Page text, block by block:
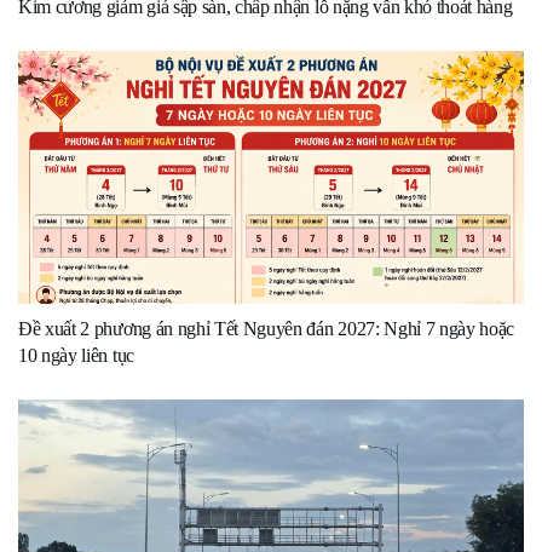
Kim cương giảm giá sập sàn, chấp nhận lỗ nặng vẫn khó thoát hàng
Đề xuất 2 phương án nghỉ Tết Nguyên đán 2027: Nghỉ 7 ngày hoặc
10 ngày liên tục